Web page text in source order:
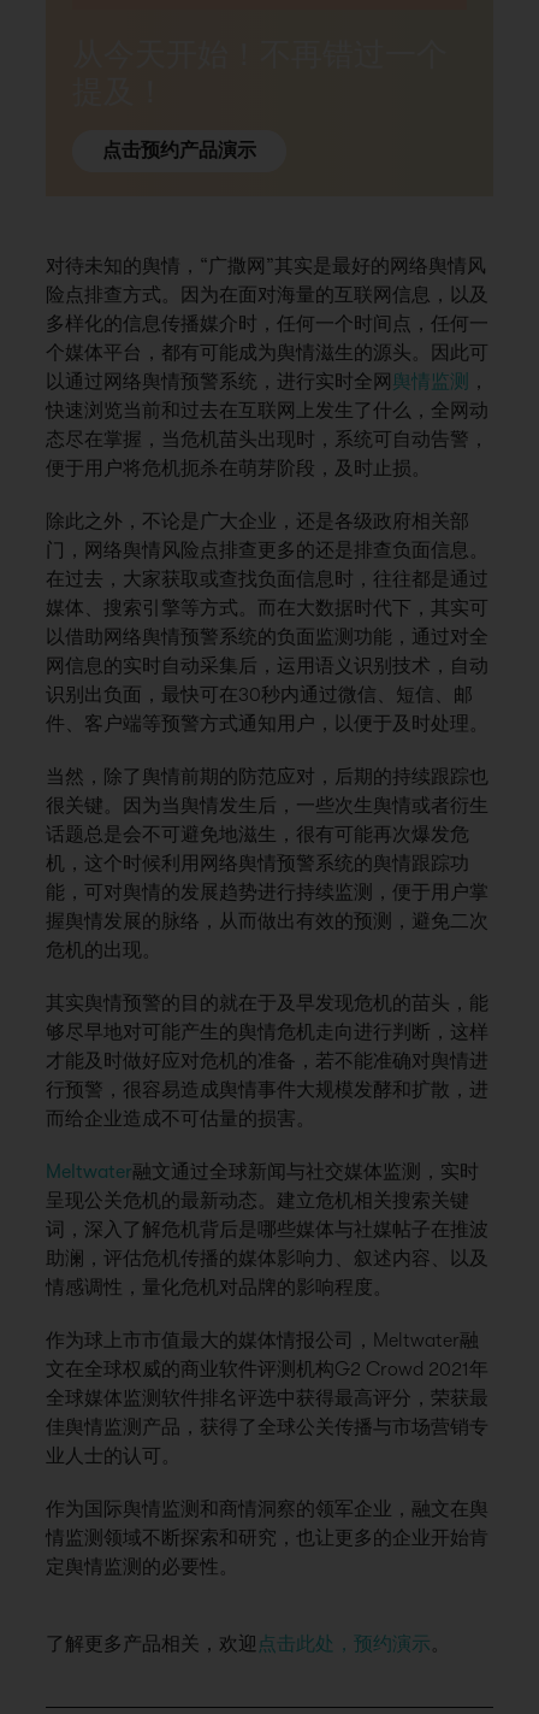
点击预约产品演示
对待未知的舆情，“广撒网”其实是最好的网络舆情风
险点排查方式。因为在面对海量的互联网信息，以及
多样化的信息传播媒介时，任何一个时间点，任何一
个媒体平台，都有可能成为舆情滋生的源头。因此可
以通过网络舆情预警系统，进行实时全网 舆情监测
，
快速浏览当前和过去在互联网上发生了什么，全网动
态尽在掌握，当危机苗头出现时，系统可自动告警，
便于用户将危机扼杀在萌芽阶段，及时止损。
除此之外，不论是广大企业，还是各级政府相关部
门，网络舆情风险点排查更多的还是排查负面信息。
在过去，大家获取或查找负面信息时，往往都是通过
媒体、搜索引擎等方式。而在大数据时代下，其实可
以借助网络舆情预警系统的负面监测功能，通过对全
网信息的实时自动采集后，运用语义识别技术，自动
识别出负面，最快可在30秒内通过微信、短信、邮
件、客户端等预警方式通知用户，以便于及时处理。
当然，除了舆情前期的防范应对，后期的持续跟踪也
很关键。因为当舆情发生后，一些次生舆情或者衍生
话题总是会不可避免地滋生，很有可能再次爆发危
机，这个时候利用网络舆情预警系统的舆情跟踪功
能，可对舆情的发展趋势进行持续监测，便于用户掌
握舆情发展的脉络，从而做出有效的预测，避免二次
危机的出现。
其实舆情预警的目的就在于及早发现危机的苗头，能
够尽早地对可能产生的舆情危机走向进行判断，这样
才能及时做好应对危机的准备，若不能准确对舆情进
行预警，很容易造成舆情事件大规模发酵和扩散，进
而给企业造成不可估量的损害。
Meltwater融文通过全球新闻与社交媒体监测，实时
呈现公关危机的最新动态。建立危机相关搜索关键
词，深入了解危机背后是哪些媒体与社媒帖子在推波
助澜，评估危机传播的媒体影响力、叙述内容、以及
情感调性，量化危机对品牌的影响程度。
作为球上市市值最大的媒体情报公司，Meltwater融
文在全球权威的商业软件评测机构G2 Crowd 2021年
全球媒体监测软件排名评选中获得最高评分，荣获最
佳舆情监测产品，获得了全球公关传播与市场营销专
业人士的认可。
作为国际舆情监测和商情洞察的领军企业，融文在舆
情监测领域不断探索和研究，也让更多的企业开始肯
定舆情监测的必要性。
了解更多产品相关，欢迎 点击此处，预约演示 。